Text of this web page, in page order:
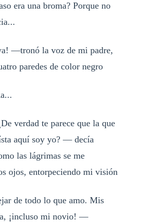
era una broma? Porque no
—tronó la voz de mi padre,
paredes de color negro
verdad te parece que la que
aquí soy yo? — decía
las lágrimas se me
ojos, entorpeciendo mi visión
de todo lo que amo. Mis
¡incluso mi novio! —